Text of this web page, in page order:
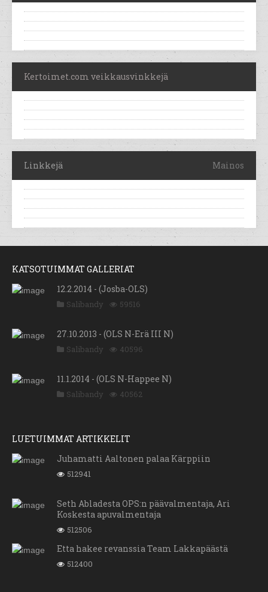
Kertoimet.com veikkausvinkkejä
Linkkejä Mainos
KATSOTUIMMAT GALLERIAT
12.2.2014 - (Josba-OLS)
Salibandy 59516
27.10.2013 - (OLS N-Erä III N)
Salibandy 40596
11.1.2014 - (OLS N-Happee N)
Salibandy 40562
LUETUIMMAT ARTIKKELIT
Juhamatti Aaltonen palaa Kärppiin
512941
Seth Abladesta OPS:n päävalmentaja, Ari
Koskesta apuvalmentaja
512506
Etta hakee revanssia Team Lakkapäästä
512400